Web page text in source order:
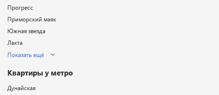
Прогресс
Приморский маяк
Южная звезда
Лахта
Показать ещё
Квартиры у метро
Дунайская